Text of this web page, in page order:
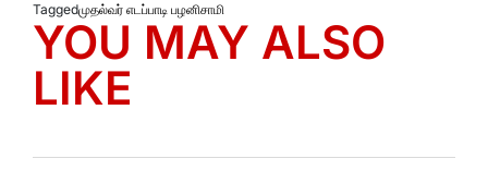
Taggedமுதல்வர் எடப்பாடி பழனிசாமி
YOU MAY ALSO
LIKE